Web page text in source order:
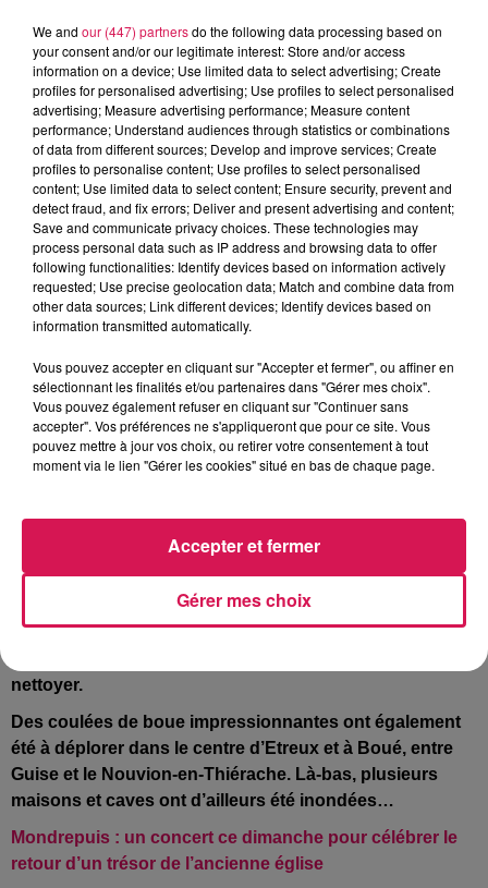
Des inondations suite à de violentes et intenses pluies
orageuses hier en milieu de journée
Vous avez été nombreux à nous signaler plusieurs
routes inondées du côté de Boussois, à Marpent, mais
aussi sur l’avenue de Ferrière à Rousies, dans le val de
Sambre.
Dans le coeur de l’Avesnois, ce sont les communes de
été touchées. La rue de Bellefontaine à Avesnes et l’axe
Flaumont-Waudrechies / Avesnelles ont ainsi été coupés
à la circulation pendant plus d’une heure. Le magasin
Carrefour Market d’Avesnelles a aussi été contraint de
fermer ses portes pendant une heure, hier en début
nettoyer.
Des coulées de boue impressionnantes ont également
été à déplorer dans le centre d’Etreux et à Boué, entre
Guise et le Nouvion-en-Thiérache. Là-bas, plusieurs
maisons et caves ont d’ailleurs été inondées…
Mondrepuis : un concert ce dimanche pour célébrer le
retour d’un trésor de l’ancienne église
We and our (447) partnersdo the following data processing based on
your consent and/or our legitimate interest: Store and/or access
information on a device; Use limited data to select advertising; Create
profiles for personalised advertising; Use profiles to select personalised
advertising; Measure advertising performance; Measure content
performance; Understand audiences through statistics or combinations
of data from different sources; Develop and improve services; Create
profiles to personalise content; Use profiles to select personalised
content; Use limited data to select content; Ensure security, prevent and
detect fraud, and fix errors; Deliver and present advertising and content;
Save and communicate privacy choices. These technologies may
process personal data such as IP address and browsing data to offer
following functionalities: Identify devices based on information actively
requested; Use precise geolocation data; Match and combine data from
other data sources; Link different devices; Identify devices based on
information transmitted automatically.
Vous pouvez accepter en cliquant sur "Accepter et fermer", ou affiner en
sélectionnant les finalités et/ou partenaires dans "Gérer mes choix".
Vous pouvez également refuser en cliquant sur "Continuer sans
accepter". Vos préférences ne s'appliqueront que pour ce site. Vous
pouvez mettre à jour vos choix, ou retirer votre consentement à tout
moment via le lien "Gérer les cookies" situé en bas de chaque page.
Gérer mes choix
Accepter et fermer